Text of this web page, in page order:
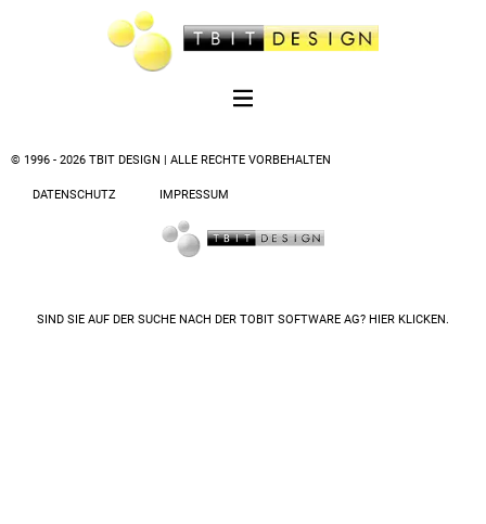
© 1996 - 2026 TBIT DESIGN | ALLE RECHTE VORBEHALTEN
DATENSCHUTZ IMPRESSUM
SIND SIE AUF DER SUCHE NACH DER TOBIT SOFTWARE AG? HIER KLICKEN.